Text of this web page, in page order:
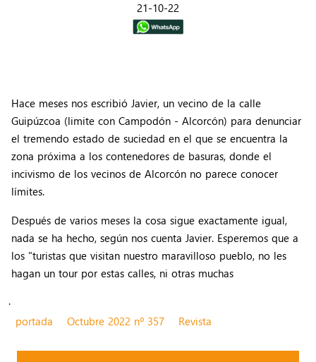
21-10-22
Hace meses nos escribió Javier, un vecino de la calle
Guipúzcoa (limite con Campodón - Alcorcón) para denunciar
el tremendo estado de suciedad en el que se encuentra la
zona próxima a los contenedores de basuras, donde el
incivismo de los vecinos de Alcorcón no parece conocer
límites.
Después de varios meses la cosa sigue exactamente igual,
nada se ha hecho, según nos cuenta Javier. Esperemos que a
los "turistas que visitan nuestro maravilloso pueblo, no les
hagan un tour por estas calles, ni otras muchas
.
portada
Octubre 2022 nº 357 Revista